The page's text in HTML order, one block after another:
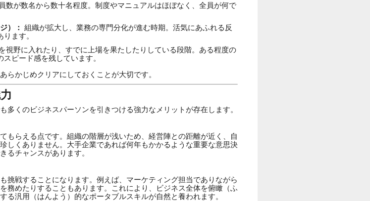
数が数名から数十名程度。制度やマニュアルはほぼなく、全員が何で
）： 組織が拡大し、業務の専門分化が進む時期。活気にあふれる反
ます。
視野に入れたり、すでに上場を果たしたりしている段階。ある程度の
ピード感を残しています。
らかじめクリアにしておくことが大切です。
多くのビジネスパーソンを引きつける強力なメリットが存在します。
もらえる点です。組織の階層が浅いため、経営陣との距離が近く、自
しくありません。大手企業であれば何年もかかるような重要な意思決
るチャンスがあります。
挑戦することになります。例えば、マーケティング担当でありながら
務めたりすることもあります。これにより、ビジネス全体を俯瞰（ふ
る汎用（はんよう）的なポータブルスキルが自然と養われます。